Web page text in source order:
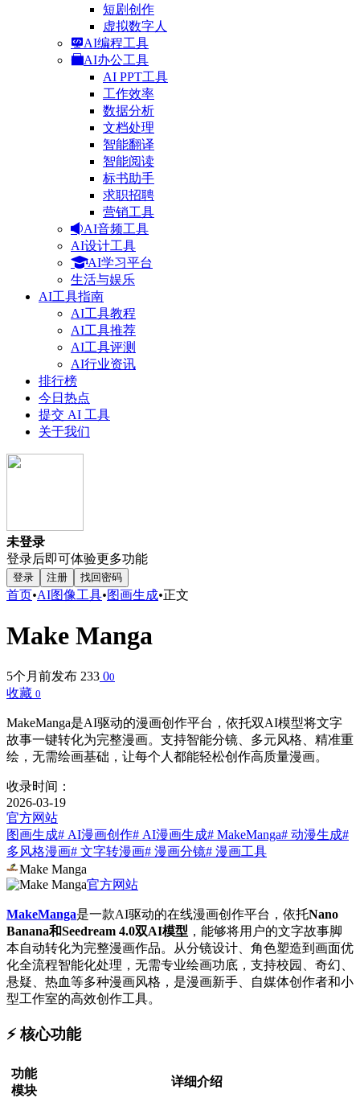
短剧创作
虚拟数字人
AI编程工具
AI办公工具
AI PPT工具
工作效率
数据分析
文档处理
智能翻译
智能阅读
标书助手
求职招聘
营销工具
AI音频工具
AI设计工具
AI学习平台
生活与娱乐
AI工具指南
AI工具教程
AI工具推荐
AI工具评测
AI行业资讯
排行榜
今日热点
提交 AI 工具
关于我们
未登录
登录后即可体验更多功能
登录 注册 找回密码
首页•AI图像工具•图画生成•正文
Make Manga
5个月前发布 233 00
收藏 0
MakeManga是AI驱动的漫画创作平台，依托双AI模型将文字
故事一键转化为完整漫画。支持智能分镜、多元风格、精准重
绘，无需绘画基础，让每个人都能轻松创作高质量漫画。
收录时间：
2026-03-19
官方网站
图画生成# AI漫画创作# AI漫画生成# MakeManga# 动漫生成#
多风格漫画# 文字转漫画# 漫画分镜# 漫画工具
Make Manga
官方网站
MakeManga是一款AI驱动的在线漫画创作平台，依托Nano
Banana和Seedream 4.0双AI模型 ，能够将用户的文字故事脚
本自动转化为完整漫画作品。从分镜设计、角色塑造到画面优
化全流程智能化处理，无需专业绘画功底，支持校园、奇幻、
悬疑、热血等多种漫画风格，是漫画新手、自媒体创作者和小
型工作室的高效创作工具。
⚡️ 核心功能
功能
模块
详细介绍